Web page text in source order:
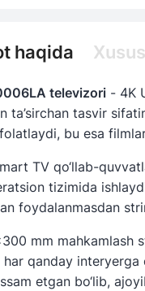
haqida
televizori - 4K
ta’sirchan tasvir
bu esa
TV qo‘llab-
tizimida
foydalanmasdan
mm mahkamlash
qanday
etgan bo‘lib,